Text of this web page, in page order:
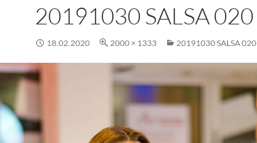
20191030 SALSA 020
18.02.2020 2000 × 1333 20191030 SALSA 020